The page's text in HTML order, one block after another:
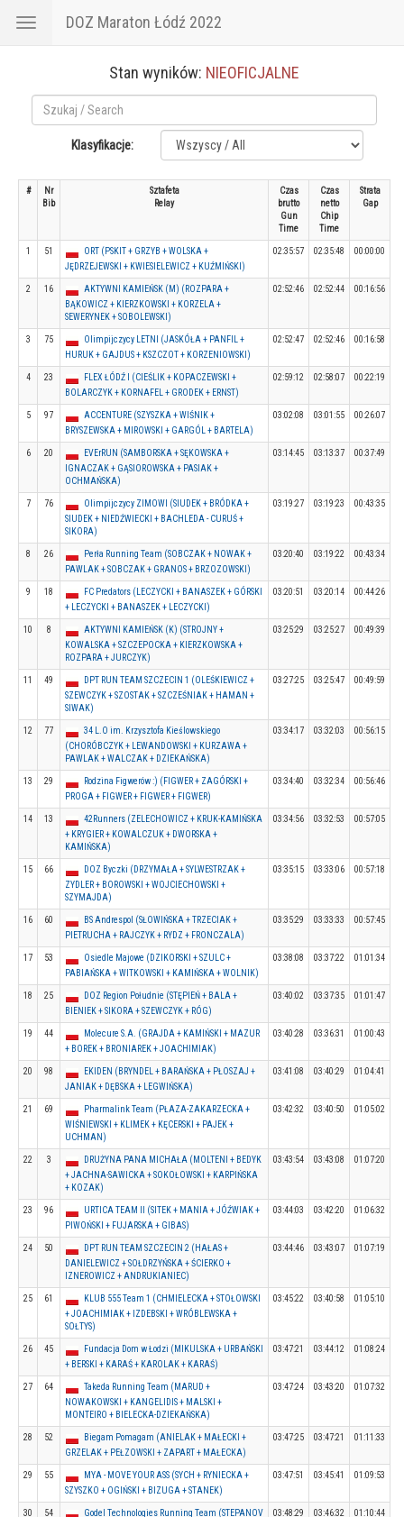
Toggle
DOZ Maraton Łódź 2022
Stan wyników: NIEOFICJALNE
Klasyfikacje:
#
Nr
Bib
Sztafeta
Relay
Czas
brutto
Gun
Time
Czas
netto
Chip
Time
Strata
Gap
1 51
ORT (PSKIT + GRZYB + WOLSKA +
JĘDRZEJEWSKI + KWIESIELEWICZ + KUŹMIŃSKI)
02:35:57 02:35:48 00:00:00
2 16
AKTYWNI KAMIEŃSK (M) (ROZPARA +
BĄKOWICZ + KIERZKOWSKI + KORZELA +
SEWERYNEK + SOBOLEWSKI)
02:52:46 02:52:44 00:16:56
3 75
Olimpijczycy LETNI (JASKÓŁA + PANFIL +
HURUK + GAJDUS + KSZCZOT + KORZENIOWSKI)
02:52:47 02:52:46 00:16:58
4 23
FLEX ŁÓDŹ I (CIEŚLIK + KOPACZEWSKI +
BOLARCZYK + KORNAFEL + GRODEK + ERNST)
02:59:12 02:58:07 00:22:19
5 97
ACCENTURE (SZYSZKA + WIŚNIK +
BRYSZEWSKA + MIROWSKI + GARGÓL + BARTELA)
03:02:08 03:01:55 00:26:07
6 20
EVErRUN (SAMBORSKA + SĘKOWSKA +
IGNACZAK + GĄSIOROWSKA + PASIAK +
OCHMAŃSKA)
03:14:45 03:13:37 00:37:49
7 76
Olimpijczycy ZIMOWI (SIUDEK + BRÓDKA +
SIUDEK + NIEDŹWIECKI + BACHLEDA - CURUŚ +
SIKORA)
03:19:27 03:19:23 00:43:35
8 26
Perła Running Team (SOBCZAK + NOWAK +
PAWLAK + SOBCZAK + GRANOS + BRZOZOWSKI)
03:20:40 03:19:22 00:43:34
9 18
FC Predators (LECZYCKI + BANASZEK + GÓRSKI
+ LECZYCKI + BANASZEK + LECZYCKI)
03:20:51 03:20:14 00:44:26
10 8
AKTYWNI KAMIEŃSK (K) (STROJNY +
KOWALSKA + SZCZEPOCKA + KIERZKOWSKA +
ROZPARA + JURCZYK)
03:25:29 03:25:27 00:49:39
11 49
DPT RUN TEAM SZCZECIN 1 (OLEŚKIEWICZ +
SZEWCZYK + SZOSTAK + SZCZEŚNIAK + HAMAN +
SIWAK)
03:27:25 03:25:47 00:49:59
12 77
34 L.O im. Krzysztofa Kieślowskiego
(CHORÓBCZYK + LEWANDOWSKI + KURZAWA +
PAWLAK + WALCZAK + DZIEKAŃSKA)
03:34:17 03:32:03 00:56:15
13 29
Rodzina Figwerów :) (FIGWER + ZAGÓRSKI +
PROGA + FIGWER + FIGWER + FIGWER)
03:34:40 03:32:34 00:56:46
14 13
42Runners (ZELECHOWICZ + KRUK-KAMIŃSKA
+ KRYGIER + KOWALCZUK + DWORSKA +
KAMIŃSKA)
03:34:56 03:32:53 00:57:05
15 66
DOZ Byczki (DRZYMAŁA + SYLWESTRZAK +
ZYDLER + BOROWSKI + WOJCIECHOWSKI +
SZYMAJDA)
03:35:15 03:33:06 00:57:18
16 60
BS Andrespol (SŁOWIŃSKA + TRZECIAK +
PIETRUCHA + RAJCZYK + RYDZ + FRONCZALA)
03:35:29 03:33:33 00:57:45
17 53
Osiedle Majowe (DZIKORSKI + SZULC +
PABIAŃSKA + WITKOWSKI + KAMIŃSKA + WOLNIK)
03:38:08 03:37:22 01:01:34
18 25
DOZ Region Południe (STĘPIEŃ + BALA +
BIENIEK + SIKORA + SZEWCZYK + RÓG)
03:40:02 03:37:35 01:01:47
19 44
Molecure S.A. (GRAJDA + KAMIŃSKI + MAZUR
+ BOREK + BRONIAREK + JOACHIMIAK)
03:40:28 03:36:31 01:00:43
20 98
EKIDEN (BRYNDEL + BARAŃSKA + PŁOSZAJ +
JANIAK + DĘBSKA + LEGWIŃSKA)
03:41:08 03:40:29 01:04:41
21 69
Pharmalink Team (PŁAZA-ZAKARZECKA +
WIŚNIEWSKI + KLIMEK + KĘCERSKI + PAJEK +
UCHMAN)
03:42:32 03:40:50 01:05:02
22 3
DRUŻYNA PANA MICHAŁA (MOLTENI + BEDYK
+ JACHNA-SAWICKA + SOKOŁOWSKI + KARPIŃSKA
+ KOZAK)
03:43:54 03:43:08 01:07:20
23 96
URTICA TEAM II (SITEK + MANIA + JÓŹWIAK +
PIWOŃSKI + FUJARSKA + GIBAS)
03:44:03 03:42:20 01:06:32
24 50
DPT RUN TEAM SZCZECIN 2 (HAŁAS +
DANIELEWICZ + SOŁDRZYŃSKA + ŚCIERKO +
IZNEROWICZ + ANDRUKIANIEC)
03:44:46 03:43:07 01:07:19
25 61
KLUB 555 Team 1 (CHMIELECKA + STOŁOWSKI
+ JOACHIMIAK + IZDEBSKI + WRÓBLEWSKA +
SOŁTYS)
03:45:22 03:40:58 01:05:10
26 45
Fundacja Dom w Łodzi (MIKULSKA + URBAŃSKI
+ BERSKI + KARAŚ + KAROLAK + KARAŚ)
03:47:21 03:44:12 01:08:24
27 64
Takeda Running Team (MARUD +
NOWAKOWSKI + KANGELIDIS + MALSKI +
MONTEIRO + BIELECKA-DZIEKAŃSKA)
03:47:24 03:43:20 01:07:32
28 52
Biegam Pomagam (ANIELAK + MAŁECKI +
GRZELAK + PEŁZOWSKI + ZAPART + MAŁECKA)
03:47:25 03:47:21 01:11:33
29 55
MYA - MOVE YOUR ASS (SYCH + RYNIECKA +
SZYSZKO + OGIŃSKI + BIZUGA + STANEK)
03:47:51 03:45:41 01:09:53
30 54
Godel Technologies Running Team (STEPANOV
03:48:29 03:46:32 01:10:44